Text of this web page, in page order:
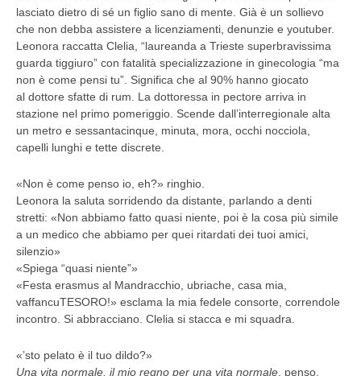
lasciato dietro di sé un figlio sano di mente. Già è un sollievo
che non debba assistere a licenziamenti, denunzie e youtuber.
Leonora raccatta Clelia, “laureanda a Trieste superbravissima
guarda tiggiuro” con fatalità specializzazione in ginecologia “ma
non è come pensi tu”. Significa che al 90% hanno giocato
al dottore sfatte di rum. La dottoressa in pectore arriva in
stazione nel primo pomeriggio. Scende dall’interregionale alta
un metro e sessantacinque, minuta, mora, occhi nocciola,
capelli lunghi e tette discrete.
«Non è come penso io, eh?» ringhio.
Leonora la saluta sorridendo da distante, parlando a denti
stretti: «Non abbiamo fatto quasi niente, poi è la cosa più simile
a un medico che abbiamo per quei ritardati dei tuoi amici,
silenzio»
«Spiega “quasi niente”»
«Festa erasmus al Mandracchio, ubriache, casa mia,
vaffancuTESORO!» esclama la mia fedele consorte, correndole
incontro. Si abbracciano. Clelia si stacca e mi squadra.
«’sto pelato è il tuo dildo?»
Una vita normale, il mio regno per una vita normale , penso.